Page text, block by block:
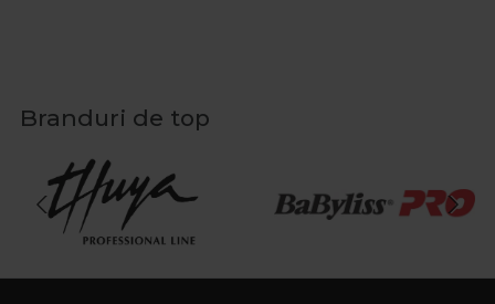
Branduri de top